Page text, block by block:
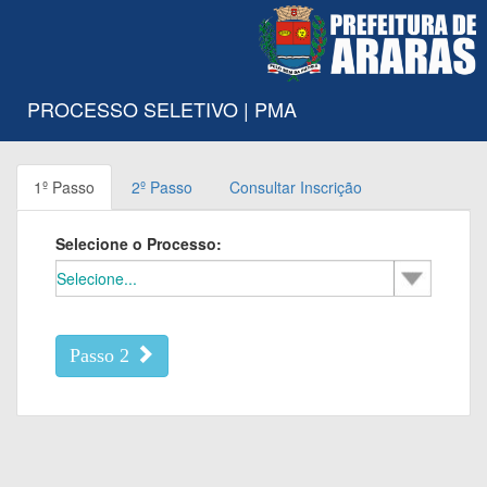
PROCESSO SELETIVO | PMA
1º Passo 2º Passo Consultar Inscrição
Selecione o Processo:
Passo 2